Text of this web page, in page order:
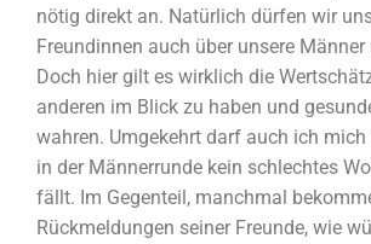
nötig direkt an. Natürlich dürfen wir
Freundinnen auch über unsere
Doch hier gilt es wirklich die
anderen im Blick zu haben und
wahren. Umgekehrt darf auch ich mich
in der Männerrunde kein schlechtes
fällt. Im Gegenteil, manchmal
Rückmeldungen seiner Freunde, wie